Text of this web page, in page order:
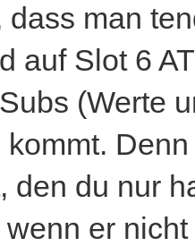
dass man
auf Slot 6
(Werte
den du nur
er